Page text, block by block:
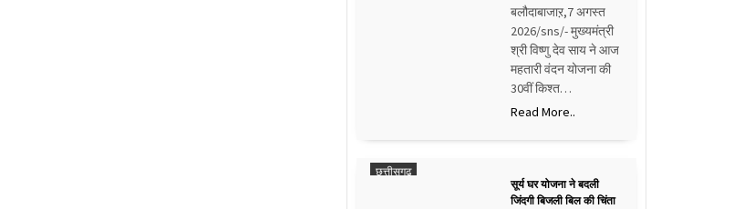
बलौदाबाजाऱ,7 अगस्त
2026/sns/- मुख्यमंत्री
श्री विष्णु देव साय ने आज
महतारी वंदन योजना की
30वीं किश्त…
Read More..
छत्तीसगढ़
सूर्य घर योजना ने बदली
जिंदगी बिजली बिल की चिंता